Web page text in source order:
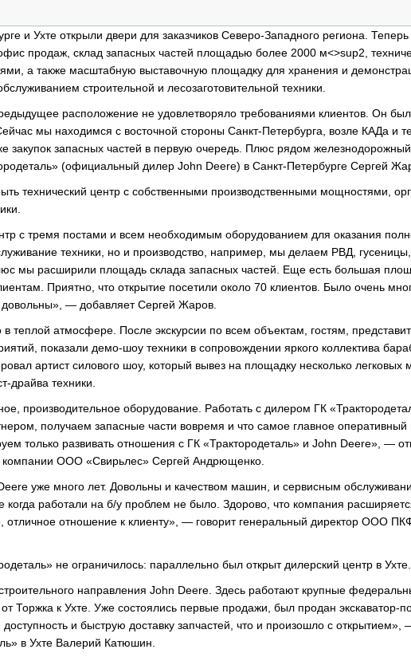
и Ухте открыли двери для заказчиков Северо-Западного региона.
продаж, склад запасных частей площадью более 2000 м<>sup2,
а также масштабную выставочную площадку для хранения и
строительной и лесозаготовительной техники.
расположение не удовлетворяло требованиями клиентов. Он
мы находимся с восточной стороны Санкт-Петербурга, возле КАДа и
закупок запасных частей в первую очередь. Плюс рядом
(официальный дилер John Deere) в Санкт-Петербурге Сергей
технический центр с собственными производственными мощностями,
с тремя постами и всем необходимым оборудованием для оказания
техники, но и производство, например, мы делаем РВД,
мы расширили площадь склада запасных частей. Еще есть большая
Приятно, что открытие посетили около 70 клиентов. Было очень
— добавляет Сергей Жаров.
теплой атмосфере. После экскурсии по всем объектам, гостям,
показали демо-шоу техники в сопровождении яркого коллектива
артист силового шоу, который вывез на площадку несколько легковых
драйва техники.
производительное оборудование. Работать с дилером ГК
получаем запасные части вовремя и что самое главное оперативный
только развивать отношения с ГК «Трактородеталь» и John Deere», —
компании ООО «Свирьлес» Сергей Андрющенко.
уже много лет. Довольны и качеством машин, и сервисным
работали на б/у проблем не было. Здорово, что компания
отличное отношение к клиенту», — говорит генеральный директор ООО
не ограничилось: параллельно был открыт дилерский центр в Ухте.
направления John Deere. Здесь работают крупные
Торжка к Ухте. Уже состоялись первые продажи, был продан экскаватор-
и быструю доставку запчастей, что и произошло с открытием»,
в Ухте Валерий Катюшин.